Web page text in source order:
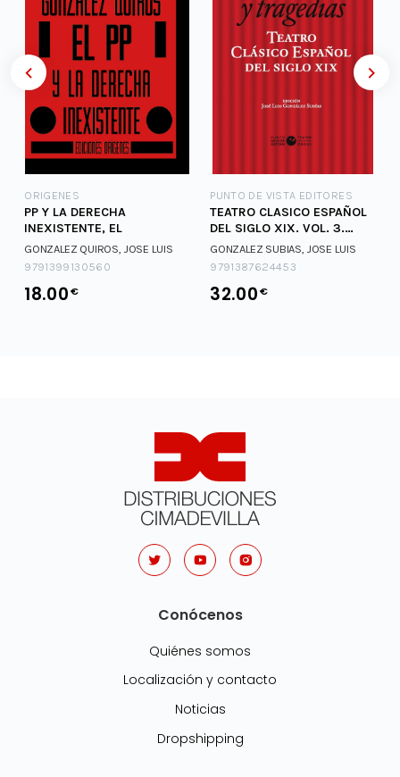
ORIGENES
PP Y LA DERECHA
INEXISTENTE, EL
GONZALEZ QUIROS, JOSE LUIS
9791399130560
18.00€
PUNTO DE VISTA EDITORES
TEATRO CLASICO ESPAÑOL
DEL SIGLO XIX. VOL. 3.
DRAMAS Y TRAGE
GONZALEZ SUBIAS, JOSE LUIS
9791387624453
32.00€
Conócenos
Quiénes somos
Localización y contacto
Noticias
Dropshipping